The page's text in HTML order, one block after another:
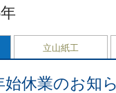
立山紙工
始休業のお知